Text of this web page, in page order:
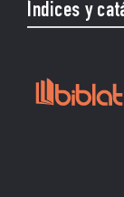
Índices y